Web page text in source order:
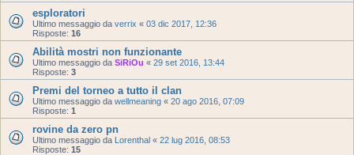
esploratori
Ultimo messaggio da verrix « 03 dic 2017, 12:36
Risposte: 16
Abilità mostri non funzionante
Ultimo messaggio da SiRiOu « 29 set 2016, 13:44
Risposte: 3
Premi del torneo a tutto il clan
Ultimo messaggio da wellmeaning « 20 ago 2016, 07:09
Risposte: 1
rovine da zero pn
Ultimo messaggio da Lorenthal « 22 lug 2016, 08:53
Risposte: 15